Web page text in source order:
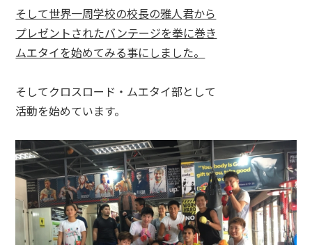
そして世界一周学校の校長の雅人君から
プレゼントされたバンテージを拳に巻き
ムエタイを始めてみる事にしました。
そしてクロスロード・ムエタイ部として
活動を始めています。